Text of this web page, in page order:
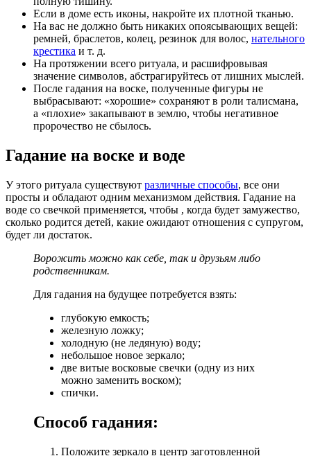
Если в доме есть иконы, накройте их плотной тканью.
На вас не должно быть никаких опоясывающих вещей:
ремней, браслетов, колец, резинок для волос, нательного
крестика и т. д.
На протяжении всего ритуала, и расшифровывая
значение символов, абстрагируйтесь от лишних мыслей.
После гадания на воске, полученные фигуры не
выбрасывают: «хорошие» сохраняют в роли талисмана,
а «плохие» закапывают в землю, чтобы негативное
пророчество не сбылось.
Гадание на воске и воде
У этого ритуала существуют различные способы, все они
просты и обладают одним механизмом действия. Гадание на
воде со свечкой применяется, чтобы , когда будет замужество,
сколько родится детей, какие ожидают отношения с супругом,
будет ли достаток.
Ворожить можно как себе, так и друзьям либо
родственникам.
Для гадания на будущее потребуется взять:
глубокую емкость;
железную ложку;
холодную (не ледяную) воду;
небольшое новое зеркало;
две витые восковые свечки (одну из них
можно заменить воском);
спички.
Способ гадания:
Положите зеркало в центр заготовленной